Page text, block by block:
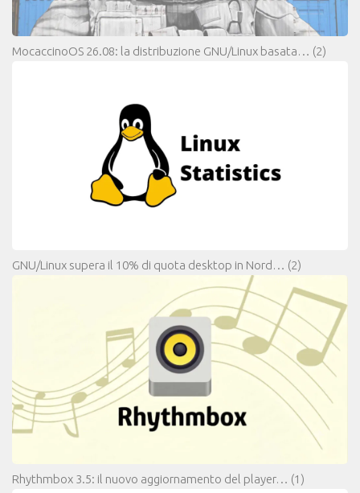
MocaccinoOS 26.08: la distribuzione GNU/Linux basata… (2)
GNU/Linux supera il 10% di quota desktop in Nord… (2)
Rhythmbox 3.5: il nuovo aggiornamento del player… (1)